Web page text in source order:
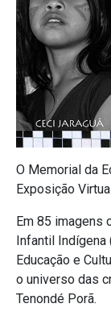
O Memorial da
Exposição
Em 85 imagens
Infantil Indígena
Educação e
o universo das
Tenondé Porã.